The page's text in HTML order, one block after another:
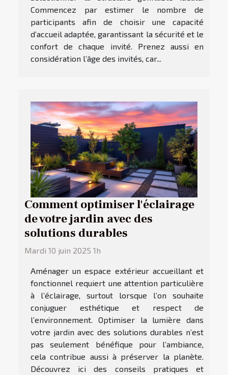
Commencez par estimer le nombre de
participants afin de choisir une capacité
d’accueil adaptée, garantissant la sécurité et le
confort de chaque invité. Prenez aussi en
considération l’âge des invités, car...
Comment optimiser l'éclairage
de votre jardin avec des
solutions durables
Mardi 10 juin 2025 1h
Aménager un espace extérieur accueillant et
fonctionnel requiert une attention particulière
à l’éclairage, surtout lorsque l’on souhaite
conjuguer esthétique et respect de
l’environnement. Optimiser la lumière dans
votre jardin avec des solutions durables n’est
pas seulement bénéfique pour l’ambiance,
cela contribue aussi à préserver la planète.
Découvrez ici des conseils pratiques et